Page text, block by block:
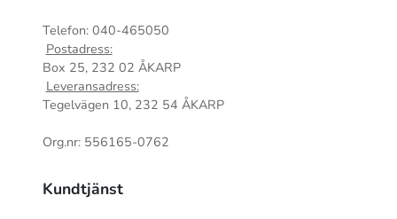
Telefon: 040-465050
Postadress:
Box 25, 232 02 ÅKARP
Leveransadress:
Tegelvägen 10, 232 54 ÅKARP
Org.nr: 556165-0762
Kundtjänst